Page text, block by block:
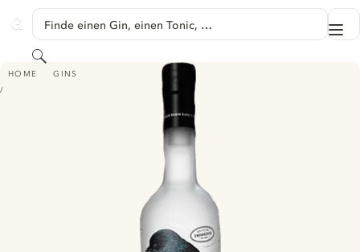
GINVENTORY
Finde einen Gin, einen Tonic, …
Suchen
HOME GINS
BLACK ROBIN GIN